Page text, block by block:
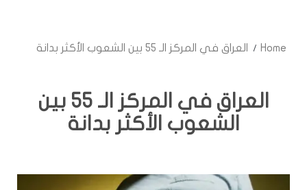
Home العراق في المركز الـ 55 بين الشعوب الأكثر بدانة
العراق في المركز الـ 55 بين
الشعوب الأكثر بدانة